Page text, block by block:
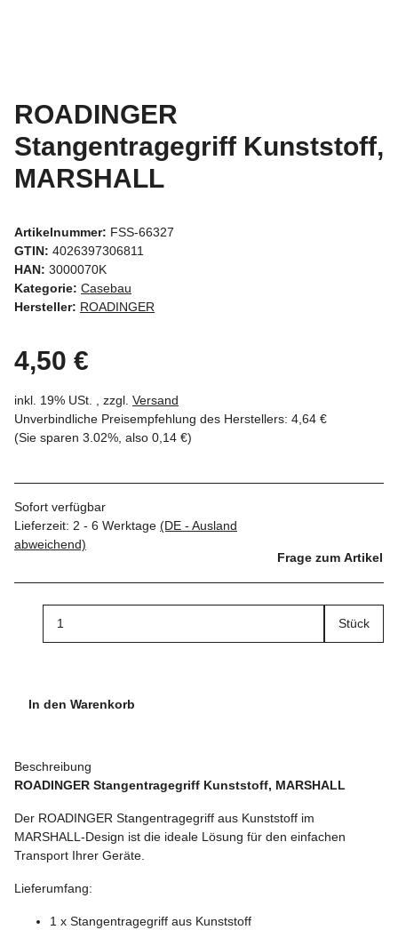
ROADINGER
Stangentragegriff Kunststoff,
MARSHALL
Artikelnummer: FSS-66327
GTIN: 4026397306811
HAN: 3000070K
Kategorie: Casebau
Hersteller: ROADINGER
4,50 €
inkl. 19% USt. , zzgl. Versand
Unverbindliche Preisempfehlung des Herstellers: 4,64 €
(Sie sparen 3.02% , also 0,14 €)
Sofort verfügbar
Lieferzeit: 2 - 6 Werktage (DE - Ausland
abweichend)
Frage zum Artikel
Stück
In den Warenkorb
Beschreibung
ROADINGER Stangentragegriff Kunststoff, MARSHALL
Der ROADINGER Stangentragegriff aus Kunststoff im
MARSHALL-Design ist die ideale Lösung für den einfachen
Transport Ihrer Geräte.
Lieferumfang:
1 x Stangentragegriff aus Kunststoff